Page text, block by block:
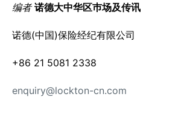
编者 诺德大中华区巿场及传讯
诺德(中国)保险经纪有限公司
+86 21 5081 2338
enquiry@lockton-cn.com